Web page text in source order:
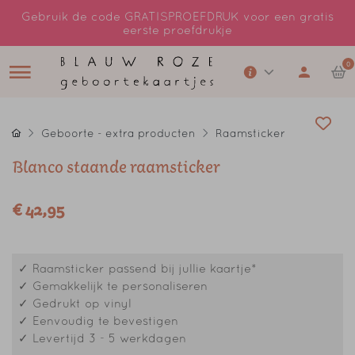
Gebruik de code GRATISPROEFDRUK voor een gratis
eerste proefdrukje
0
Geboorte - extra producten Raamsticker
Blanco staande raamsticker
€ 42,95
✓ Raamsticker passend bij jullie kaartje*
✓ Gemakkelijk te personaliseren
✓ Gedrukt op vinyl
✓ Eenvoudig te bevestigen
✓ Levertijd 3 - 5 werkdagen